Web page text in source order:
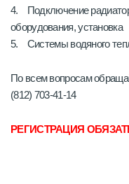
4. Подключение
оборудования, установка
5. Системы водяного
По всем вопросам
(812) 703-41-14
РЕГИСТРАЦИЯ